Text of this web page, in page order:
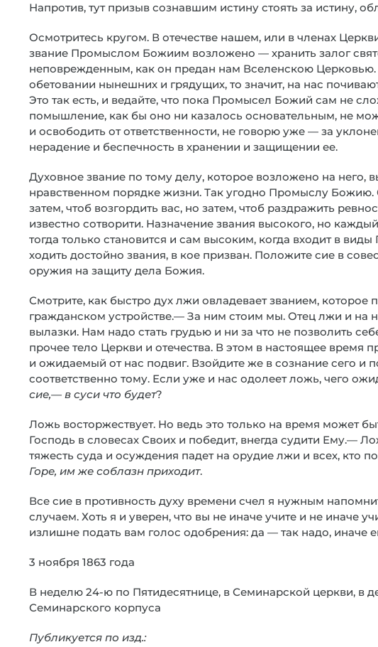
Напротив, тут призыв сознавшим истину стоять за истину,
Осмотритесь кругом. В отечестве нашем, или в членах
звание Промыслом Божиим возложено — хранить залог
неповрежденным, как он предан нам Вселенскою
обетовании нынешних и грядущих, то значит, на нас
Это так есть, и ведайте, что пока Промысел Божий сам не
помышление, как бы оно ни казалось основательным, не
и освободить от ответственности, не говорю уже — за
нерадение и беспечность в хранении и защищении ее.
Духовное звание по тому делу, которое возложено на него,
нравственном порядке жизни. Так угодно Промыслу Божию.
затем, чтоб возгордить вас, но затем, чтоб раздражить
известно сотворити. Назначение звания высокого, но
тогда только становится и сам высоким, когда входит в
ходить достойно звания, в кое призван. Положите сие в
оружия на защиту дела Божия.
Смотрите, как быстро дух лжи овладевает званием, которое
гражданском устройстве.— За ним стоим мы. Отец лжи и на
вылазки. Нам надо стать грудью и ни за что не позволить
прочее тело Церкви и отечества. В этом в настоящее время
и ожидаемый от нас подвиг. Взойдите же в сознание сего и
соответственно тому. Если уже и нас одолеет ложь, чего
сие,— в суси что будет?
Ложь восторжествует. Но ведь это только на время может
Господь в словесах Своих и победит, внегда судити Ему.—
тяжесть суда и осуждения падет на орудие лжи и всех, кто
Горе, им же соблазн приходит.
Все сие в противность духу времени счел я нужным
случаем. Хоть я и уверен, что вы не иначе учите и не иначе
излишне подать вам голос одобрения: да — так надо, иначе
3 ноября 1863 года
В неделю 24-ю по Пятидесятнице, в Семинарской церкви, в
Семинарского корпуса
Публикуется по изд.: